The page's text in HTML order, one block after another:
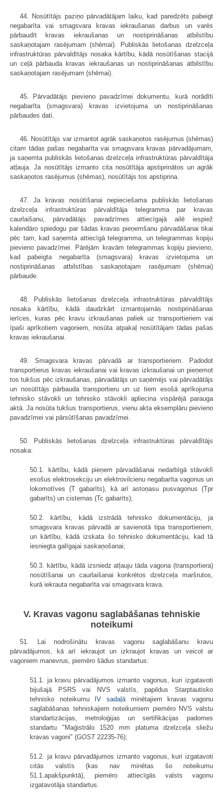
44. Nosūtītājs paziņo pārvadātājam laiku, kad paredzēts pabeigt
negabarīta vai smagsvara kravas iekraušanas darbus un varēs
pārbaudīt kravas iekraušanas un nostiprināšanas atbilstību
saskaņotajam rasējumam (shēmai). Publiskās lietošanas dzelzceļa
infrastruktūras pārvaldītājs nosaka kārtību, kādā nosūtīšanas stacijā
un ceļā pārbauda kravas iekraušanas un nostiprināšanas atbilstību
saskaņotajam rasējumam (shēmai).
45. Pārvadātājs pievieno pavadzīmei dokumentu, kurā norādīti
negabarīta (smagsvara) kravas izvietojuma un nostiprināšanas
pārbaudes dati.
46. Nosūtītājs var izmantot agrāk saskaņotos rasējumus (shēmas)
citam tādas pašas negabarīta vai smagsvara kravas pārvadājumam,
ja saņemta publiskās lietošanas dzelzceļa infrastruktūras pārvaldītāja
atļauja. Ja nosūtītājs izmanto cita nosūtītāja apstiprinātos un agrāk
saskaņotos rasējumus (shēmas), nosūtītājs tos apstiprina.
47. Ja kravas nosūtīšanai nepieciešama publiskās lietošanas
dzelzceļa infrastruktūras pārvaldītāja telegramma par kravas
caurlaišanu, pārvadātājs pavadzīmes attiecīgajā ailē iespiež
kalendāro spiedogu par šādas kravas pieņemšanu pārvadāšanai tikai
pēc tam, kad saņemta attiecīgā telegramma, un telegrammas kopiju
pievieno pavadzīmei. Pārējām kravām telegrammas kopiju pievieno,
kad pabeigta negabarīta (smagsvara) kravas izvietojuma un
nostiprināšanas atbilstības saskaņotajam rasējumam (shēmai)
pārbaude.
48. Publiskās lietošanas dzelzceļa infrastruktūras pārvaldītājs
nosaka kārtību, kādā daudzkārt izmantojamās nostiprināšanas
ierīces, kuras pēc kravu izkraušanas paliek uz transportieriem vai
īpaši aprīkotiem vagoniem, nosūta atpakaļ nosūtītājam tādas pašas
kravas iekraušanai.
49. Smagsvara kravas pārvadā ar transportieriem. Padodot
transportierus kravas iekraušanai vai kravas izkraušanai un pieņemot
tos tukšus pēc izkraušanas, pārvadātājs un saņēmējs vai pārvadātājs
un nosūtītājs pārbauda transportieru un uz tiem esošā aprīkojuma
tehnisko stāvokli un tehnisko stāvokli apliecina vispārējā parauga
aktā. Ja nosūta tukšus transportierus, vienu akta eksemplāru pievieno
pavadzīmei vai pārsūtīšanas pavadzīmei.
50. Publiskās lietošanas dzelzceļa infrastruktūras pārvaldītājs
nosaka:
50.1. kārtību, kādā pieņem pārvadāšanai nedarbīgā stāvoklī
esošus elektrosekciju un elektrovilcienu negabarīta vagonus un
lokomotīves (T gabarīts), kā arī astoņasu pusvagonus (Tpr
gabarīts) un cisternas (Tc gabarīts);
50.2. kārtību, kādā izstrādā tehnisko dokumentāciju, ja
smagsvara kravas pārvadā ar savienotā tipa transportieriem,
un kārtību, kādā izskata šo tehnisko dokumentāciju, kad tā
iesniegta galīgajai saskaņošanai;
50.3. kārtību, kādā izsniedz atļauju tāda vagona (transportiera)
nosūtīšanai un caurlaišanai konkrētos dzelzceļa maršrutos,
kurā iekrauta negabarīta vai smagsvara krava.
V. Kravas vagonu saglabāšanas tehniskie
noteikumi
51. Lai nodrošinātu kravas vagonu saglabāšanu kravu
pārvadājumos, kā arī iekraujot un izkraujot kravas un veicot ar
vagoniem manevrus, piemēro šādus standartus:
51.1. ja kravu pārvadājumos izmanto vagonus, kuri izgatavoti
bijušajā PSRS vai NVS valstīs, papildus Starptautisko
tehnisko noteikumuIV sadaļāminētajiem kravas vagonu
saglabāšanas tehniskajiem noteikumiem piemēro NVS valstu
standartizācijas, metroloģijas un sertifikācijas padomes
standartu "Maģistrālo 1520 mm platuma dzelzceļa sliežu
kravas vagoni" (GOST22235-76);
51.2. ja kravu pārvadājumos izmanto vagonus, kuri izgatavoti
citās valstīs (kas nav minētas šo noteikumu
51.1.apakšpunktā), piemēro attiecīgās valsts vagonu
izgatavotāja standartus.